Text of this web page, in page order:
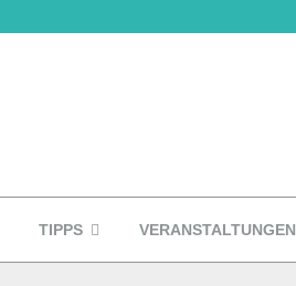
TIPPS VERANSTALTUNGEN